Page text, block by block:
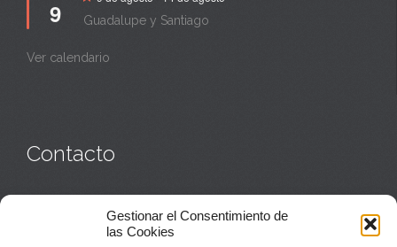
Gestionar el Consentimiento de
las Cookies
9 Guadalupe y Santiago
Ver calendario
Contacto
Casa de acogida:609 423 521o949 835 058
Parroquia y sacerdotes:949 835 111